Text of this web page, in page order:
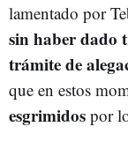
lamentado por
sin haber dado
trámite de
que en estos
esgrimidos por